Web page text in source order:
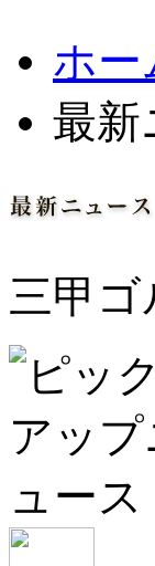
ホー
最新
三甲